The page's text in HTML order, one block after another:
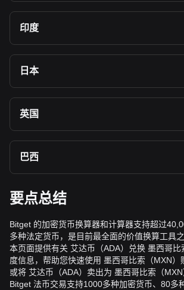
印度
日本
英国
巴西
要点总结
Bitget 的加密货币换算器和计算器支持超过
多种法定货币，是目前最全面的价值换算工具之
本页面提供有关 艾达币（ADA）兑换 墨西哥
度信息，帮助您快速使用 墨西哥比索（MXN）
或将 艾达币（ADA）卖出为 墨西哥比索（MXN
Bitget 法币交易支持1000多种加密货币、80多